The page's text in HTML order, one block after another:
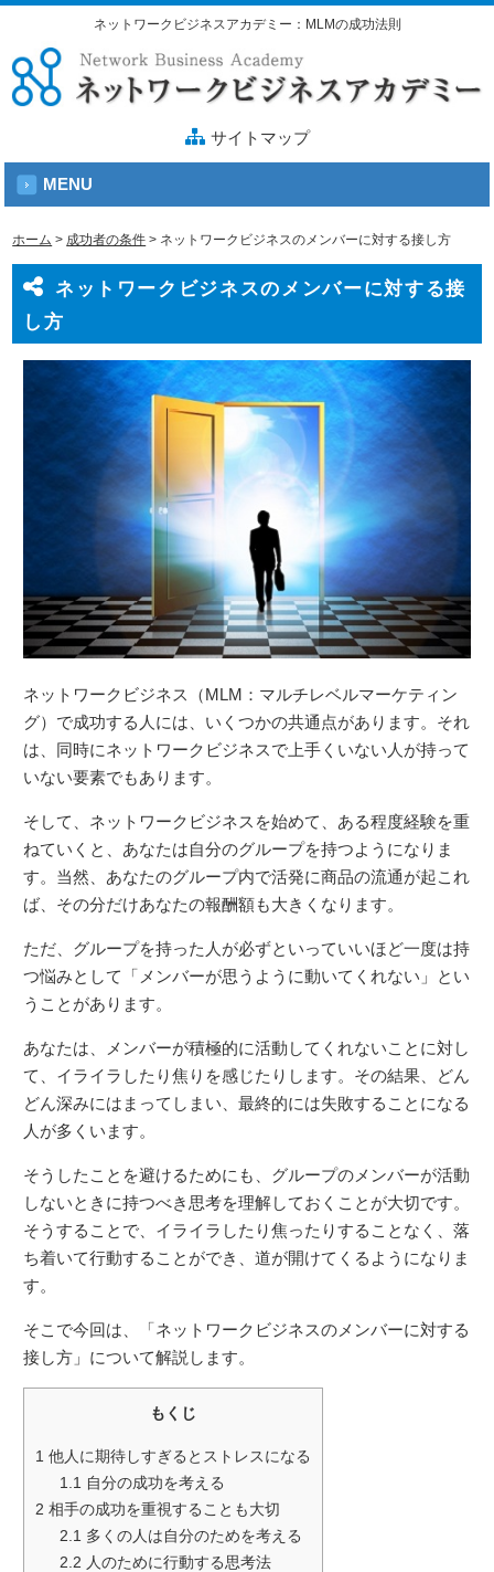
ネットワークビジネスアカデミー：MLMの成功法則
サイトマップ
MENU
ホーム > 成功者の条件 > ネットワークビジネスのメンバーに対する接し方
ネットワークビジネスのメンバーに対する接
し方
ネットワークビジネス（MLM：マルチレベルマーケティン
グ）で成功する人には、いくつかの共通点があります。それ
は、同時にネットワークビジネスで上手くいない人が持って
いない要素でもあります。
そして、ネットワークビジネスを始めて、ある程度経験を重
ねていくと、あなたは自分のグループを持つようになりま
す。当然、あなたのグループ内で活発に商品の流通が起これ
ば、その分だけあなたの報酬額も大きくなります。
ただ、グループを持った人が必ずといっていいほど一度は持
つ悩みとして「メンバーが思うように動いてくれない」とい
うことがあります。
あなたは、メンバーが積極的に活動してくれないことに対し
て、イライラしたり焦りを感じたりします。その結果、どん
どん深みにはまってしまい、最終的には失敗することになる
人が多くいます。
そうしたことを避けるためにも、グループのメンバーが活動
しないときに持つべき思考を理解しておくことが大切です。
そうすることで、イライラしたり焦ったりすることなく、落
ち着いて行動することができ、道が開けてくるようになりま
す。
そこで今回は、「ネットワークビジネスのメンバーに対する
接し方」について解説します。
もくじ
1 他人に期待しすぎるとストレスになる
1.1 自分の成功を考える
2 相手の成功を重視することも大切
2.1 多くの人は自分のためを考える
2.2 人のために行動する思考法